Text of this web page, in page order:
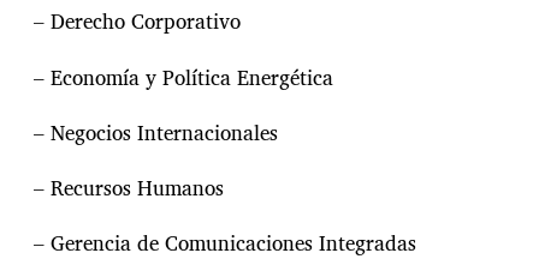
e
o
n
e
o
i
– Derecho Corporativo
– Economía y Política Energética
– Negocios Internacionales
– Recursos Humanos
– Gerencia de Comunicaciones Integradas